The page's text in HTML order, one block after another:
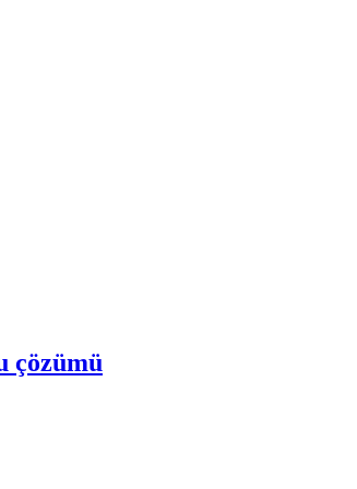
çözümü